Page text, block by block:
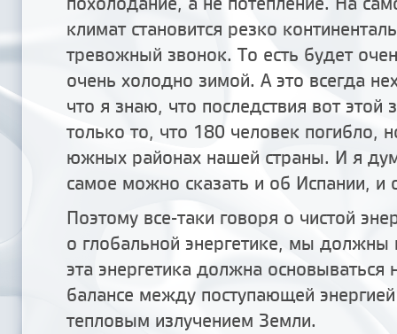
климат становится резко
тревожный звонок. То есть будет
очень холодно зимой. А это всегда
что я знаю, что последствия вот этой
только то, что 180 человек погибло,
южных районах нашей страны. И я
самое можно сказать и об Испании, и
Поэтому все-таки говоря о чистой
о глобальной энергетике, мы должны
эта энергетика должна основываться
балансе между поступающей
тепловым излучением Земли.